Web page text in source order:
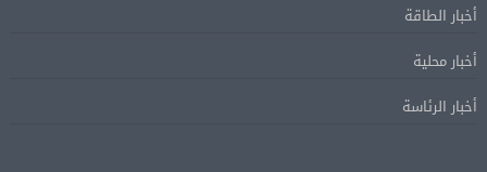
أخبار الطاقة
أخبار محلية
أخبار الرئاسة